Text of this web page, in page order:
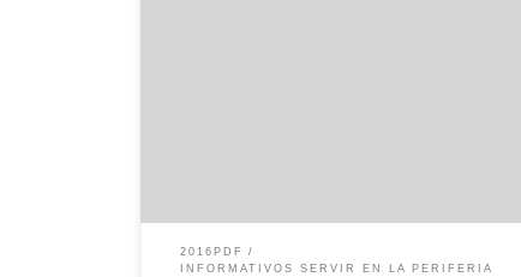
2016PDF
INFORMATIVOS SERVIR EN LA PERIFERIA